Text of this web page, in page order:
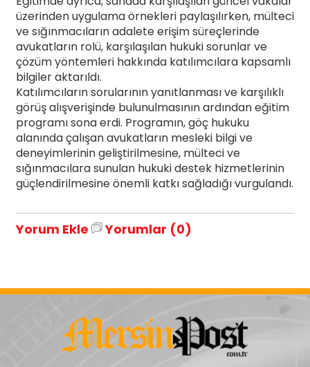
üzerinden uygulama örnekleri paylaşılırken, mülteci
ve sığınmacıların adalete erişim süreçlerinde
avukatların rolü, karşılaşılan hukuki sorunlar ve
çözüm yöntemleri hakkında katılımcılara kapsamlı
bilgiler aktarıldı.
Katılımcıların sorularının yanıtlanması ve karşılıklı
görüş alışverişinde bulunulmasının ardından eğitim
programı sona erdi. Programın, göç hukuku
alanında çalışan avukatların mesleki bilgi ve
deneyimlerinin geliştirilmesine, mülteci ve
sığınmacılara sunulan hukuki destek hizmetlerinin
güçlendirilmesine önemli katkı sağladığı vurgulandı.
Yorum Ekle Yorumlar (0)